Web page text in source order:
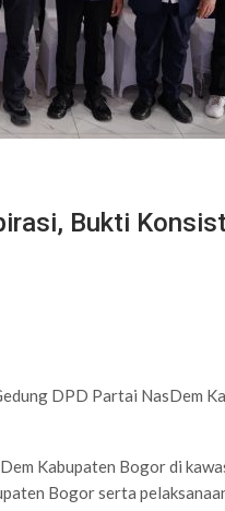
Bukti
DPD Partai NasDem
Kabupaten Bogor di
Bogor serta